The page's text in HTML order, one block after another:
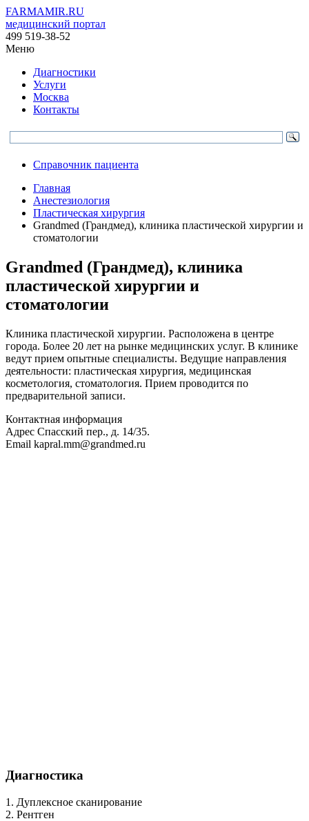
FARMAMIR.RU
медицинский портал
499 519-38-52
Меню
Диагностики
Услуги
Москва
Контакты
Справочник пациента
Главная
Анестезиология
Пластическая хирургия
Grandmed (Грандмед), клиника пластической хирургии и
стоматологии
Grandmed (Грандмед), клиника
пластической хирургии и
стоматологии
Клиника пластической хирургии. Расположена в центре
города. Более 20 лет на рынке медицинских услуг. В клинике
ведут прием опытные специалисты. Ведущие направления
деятельности: пластическая хирургия, медицинская
косметология, стоматология. Прием проводится по
предварительной записи.
Контактная информация
Адрес Спасский пер., д. 14/35.
Email kapral.mm@grandmed.ru
Диагностика
1. Дуплексное сканирование
2. Рентген